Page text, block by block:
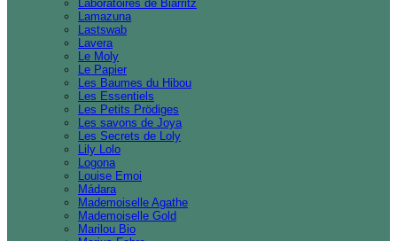
Laboratoires de Biarritz
Lamazuna
Lastswab
Lavera
Le Moly
Le Papier
Les Baumes du Hibou
Les Essentiels
Les Petits Prödiges
Les savons de Joya
Les Secrets de Loly
Lily Lolo
Logona
Louise Emoi
Mádara
Mademoiselle Agathe
Mademoiselle Gold
Marilou Bio